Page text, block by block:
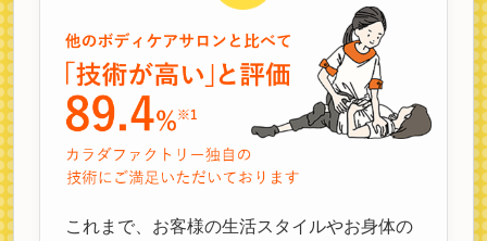
これまで、お客様の生活スタイルやお身体の